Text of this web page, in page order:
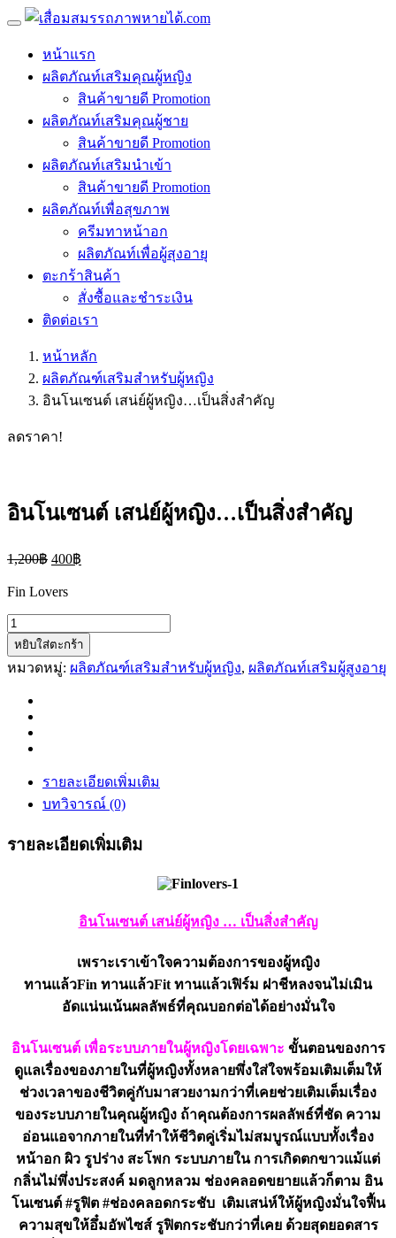
หน้าแรก
ผลิตภัณท์เสริมคุณผู้หญิง
สินค้าขายดี Promotion
ผลิตภัณท์เสริมคุณผู้ชาย
สินค้าขายดี Promotion
ผลิตภัณท์เสริมนำเข้า
สินค้าขายดี Promotion
ผลิตภัณท์เพื่อสุขภาพ
ครีมทาหน้าอก
ผลิตภัณท์เพื่อผู้สุงอายุ
ตะกร้าสินค้า
สั่งซื้อและชำระเงิน
ติดต่อเรา
หน้าหลัก
ผลิตภัณฑ์เสริมสำหรับผู้หญิง
อินโนเซนต์ เสน่ย์ผู้หญิง…เป็นสิ่งสำคัญ
ลดราคา!
อินโนเซนต์ เสน่ย์ผู้หญิง…เป็นสิ่งสำคัญ
1,200฿ 400฿
Fin Lovers
จำนวน
อิน
โน
เสน่
หญิง...เป็น
ชิ้น
หยิบใส่ตะกร้า
หมวดหมู่: ผลิตภัณฑ์เสริมสำหรับผู้หญิง, ผลิตภัณท์เสริมผู้สูงอายุ
รายละเอียดเพิ่มเติม
บทวิจารณ์ (0)
รายละเอียดเพิ่มเติม
อินโนเซนต์ เสน่ย์ผู้หญิง … เป็นสิ่งสำคัญ
เพราะเราเข้าใจความต้องการของผู้หญิง
ทานแล้วFin ทานแล้วFit ทานแล้วเฟิร์ม ฝาชีหลงจนไม่เมิน
อัดแน่นเน้นผลลัพธ์ที่คุณบอกต่อได้อย่างมั่นใจ
อินโนเซนต์ เพื่อระบบภายในผู้หญิงโดยเฉพาะ ขั้นตอนของการ
ดูแลเรื่องของภายในที่ผู้หญิงทั้งหลายพึ่งใส่ใจพร้อมเติมเต็มให้
ช่วงเวลาของชีวิตคู่กับมาสวยงามกว่าที่เคยช่วยเติมเต็มเรื่อง
ของระบบภายในคุณผู้หญิง ถ้าคุณต้องการผลลัพธ์ที่ชัด ความ
อ่อนแอจากภายในที่ทำให้ชีวิตคู่เริ่มไม่สมบูรณ์แบบทั้งเรื่อง
หน้าอก ผิว รูปร่าง สะโพก ระบบภายใน การเกิดตกขาวแม้แต่
กลิ่นไม่พึ่งประสงค์ มดลูกหลวม ช่องคลอดขยายแล้วก็ตาม อิน
โนเซนต์ #รูฟิต #ช่องคลอดกระชับ เติมเสน่ห์ให้ผู้หญิงมั่นใจฟื้น
ความสุขให้อึ๋มอัพไซส์ รูฟิตกระชับกว่าที่เคย ด้วยสุดยอดสาร